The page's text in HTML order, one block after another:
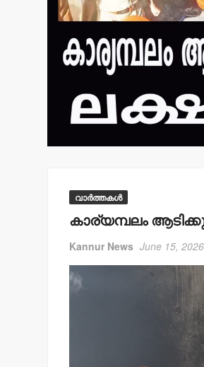
വാർത്തകൾ
കാര്യമ്പലം
Kannur News June 15, 2026